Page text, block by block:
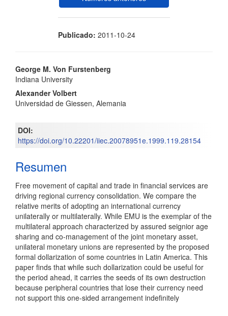
Publicado: 2011-10-24
Contenido
principal
del
artículo
George M. Von Furstenberg
Indiana University
Alexander Volbert
Universidad de Giessen, Alemania
DOI:
https://doi.org/10.22201/iiec.20078951e.1999.119.28154
Resumen
Free movement of capital and trade in financial services are
driving regional currency consolidation. We compare the
relative merits of adopting an international currency
unilaterally or multilaterally. While EMU is the exemplar of the
multilateral approach characterized by assured seignior age
sharing and co-management of the joint monetary asset,
unilateral monetary unions are represented by the proposed
formal dollarization of some countries in Latin America. This
paper finds that while such dollarization could be useful for
the period ahead, it carries the seeds of its own destruction
because peripheral countries that lose their currency need
not support this one-sided arrangement indefinitely